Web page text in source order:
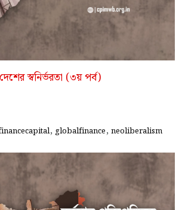
স্বনির্ভরতা (৩য় পর্ব)
, globalfinance, neoliberalism